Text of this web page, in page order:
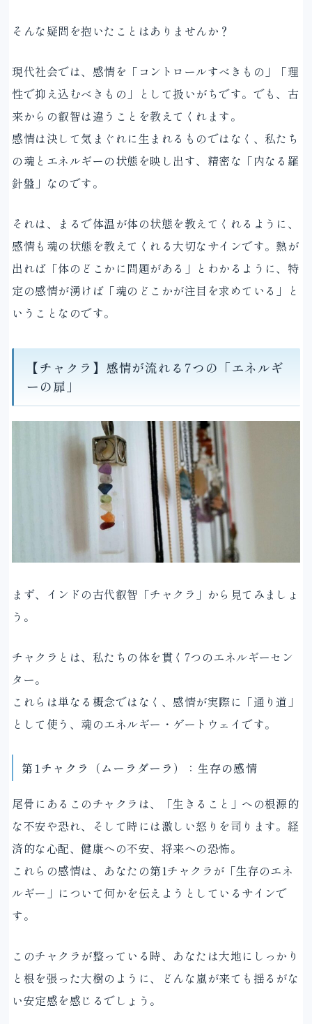
そんな疑問を抱いたことはありませんか？
現代社会では、感情を「コントロールすべきもの」「理
性で抑え込むべきもの」として扱いがちです。でも、古
来からの叡智は違うことを教えてくれます。
感情は決して気まぐれに生まれるものではなく、私たち
の魂とエネルギーの状態を映し出す、精密な「内なる羅
針盤」なのです。
それは、まるで体温が体の状態を教えてくれるように、
感情も魂の状態を教えてくれる大切なサインです。熱が
出れば「体のどこかに問題がある」とわかるように、特
定の感情が湧けば「魂のどこかが注目を求めている」と
いうことなのです。
【チャクラ】感情が流れる7つの「エネルギ
ーの扉」
まず、インドの古代叡智「チャクラ」から見てみましょ
う。
チャクラとは、私たちの体を貫く7つのエネルギーセン
ター。
これらは単なる概念ではなく、感情が実際に「通り道」
として使う、魂のエネルギー・ゲートウェイです。
第1チャクラ（ムーラダーラ）：生存の感情
尾骨にあるこのチャクラは、「生きること」への根源的
な不安や恐れ、そして時には激しい怒りを司ります。経
済的な心配、健康への不安、将来への恐怖。
これらの感情は、あなたの第1チャクラが「生存のエネ
ルギー」について何かを伝えようとしているサインで
す。
このチャクラが整っている時、あなたは大地にしっかり
と根を張った大樹のように、どんな嵐が来ても揺るがな
い安定感を感じるでしょう。